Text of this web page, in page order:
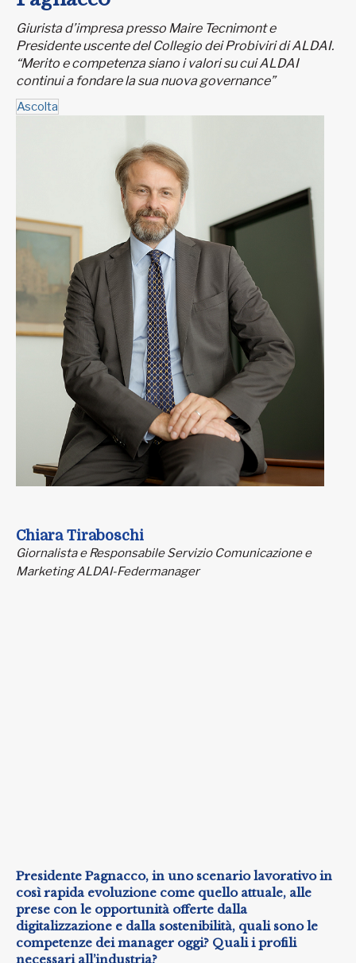
Giurista d’impresa presso Maire Tecnimont e
Presidente uscente del Collegio dei Probiviri di ALDAI.
“Merito e competenza siano i valori su cui ALDAI
continui a fondare la sua nuova governance”
Ascolta
Chiara Tiraboschi
Giornalista e Responsabile Servizio Comunicazione e
Marketing ALDAI-Federmanager
Presidente Pagnacco, in uno scenario lavorativo in
così rapida evoluzione come quello attuale, alle
prese con le opportunità offerte dalla
digitalizzazione e dalla sostenibilità, quali sono le
competenze dei manager oggi? Quali i profili
necessari all’industria?